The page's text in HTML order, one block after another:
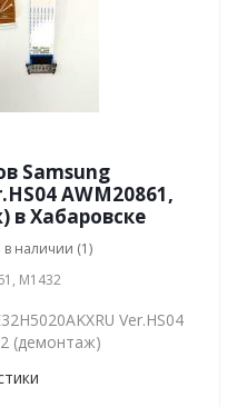
Samsung
AWM20861,
в Хабаровске
в наличии (1)
M1432
Ver.HS04
(демонтаж)